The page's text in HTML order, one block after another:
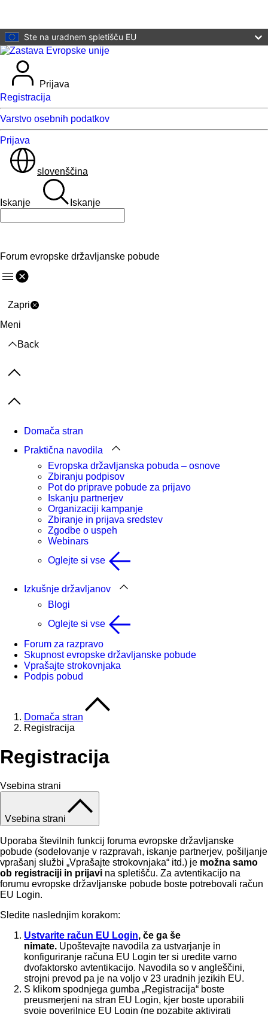
Ste na uradnem spletišču EU
Prijava
Registracija
Varstvo osebnih podatkov
Prijava
slovenščina
Iskanje Iskanje
Forum evropske državljanske pobude
Meni
Zapri
Meni
Back
Previous items
Next items
Domača stran
Praktična navodila
Evropska državljanska pobuda – osnove
Zbiranju podpisov
Pot do priprave pobude za prijavo
Iskanju partnerjev
Organizaciji kampanje
Zbiranje in prijava sredstev
Zgodbe o uspeh
Webinars
Oglejte si vse
Izkušnje državljanov
Blogi
Oglejte si vse
Forum za razpravo
Skupnost evropske državljanske pobude
Vprašajte strokovnjaka
Podpis pobud
Domača stran
Registracija
Registracija
Vsebina strani
Vsebina strani
Uporaba številnih funkcij foruma evropske državljanske
pobude (sodelovanje v razpravah, iskanje partnerjev, pošiljanje
vprašanj službi „Vprašajte strokovnjaka“ itd.) je možna samo
ob registraciji in prijavi na spletišču. Za avtentikacijo na
forumu evropske državljanske pobude boste potrebovali račun
EU Login.
Sledite naslednjim korakom:
Ustvarite račun EU Login, če ga še
nimate. Upoštevajte navodila za ustvarjanje in
konfiguriranje računa EU Login ter si uredite varno
dvofaktorsko avtentikacijo. Navodila so v angleščini,
strojni prevod pa je na voljo v 23 uradnih jezikih EU.
S klikom spodnjega gumba „Registracija“ boste
preusmerjeni na stran EU Login, kjer boste uporabili
svoje poverilnice EU Login (ne pozabite aktivirati